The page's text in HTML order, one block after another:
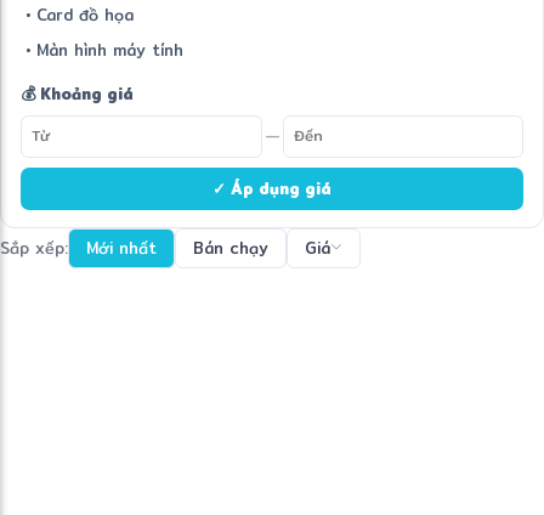
• Card đồ họa
• Màn hình máy tính
💰 Khoảng giá
—
✓ Áp dụng giá
Sắp xếp: Mới nhất Bán chạy Giá